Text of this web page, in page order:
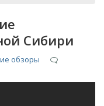
Сибири
обзоры